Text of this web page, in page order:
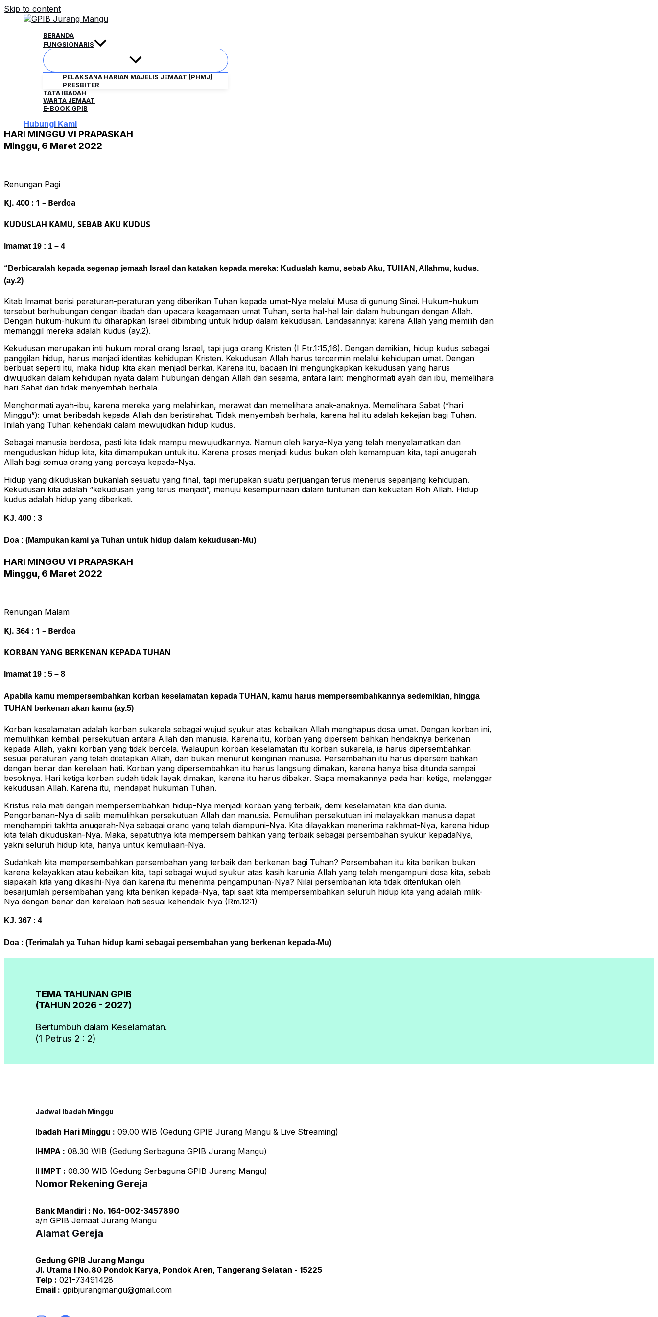
Skip to content
BERANDA
FUNGSIONARIS
PELAKSANA HARIAN MAJELIS JEMAAT (PHMJ)
PRESBITER
TATA IBADAH
WARTA JEMAAT
E-BOOK GPIB
Hubungi Kami
HARI MINGGU VI PRAPASKAH
Minggu, 6 Maret 2022
Renungan Pagi
KJ. 400 : 1 – Berdoa
KUDUSLAH KAMU, SEBAB AKU KUDUS
lmamat 19 : 1 – 4
“Berbicaralah kepada segenap jemaah Israel dan katakan kepada mereka: Kuduslah kamu, sebab Aku, TUHAN, Allahmu, kudus.
(ay.2)
Kitab lmamat berisi peraturan-peraturan yang diberikan Tuhan kepada umat-Nya melalui Musa di gunung Sinai. Hukum-hukum
tersebut berhubungan dengan ibadah dan upacara keagamaan umat Tuhan, serta hal-hal lain dalam hubungan dengan Allah.
Dengan hukum-hukum itu diharapkan Israel dibimbing untuk hidup dalam kekudusan. Landasannya: karena Allah yang memilih dan
memanggil mereka adalah kudus (ay.2).
Kekudusan merupakan inti hukum moral orang Israel, tapi juga orang Kristen (I Ptr.1:15,16). Dengan demikian, hidup kudus sebagai
panggilan hidup, harus menjadi identitas kehidupan Kristen. Kekudusan Allah harus tercermin melalui kehidupan umat. Dengan
berbuat seperti itu, maka hidup kita akan menjadi berkat. Karena itu, bacaan ini mengungkapkan kekudusan yang harus
diwujudkan dalam kehidupan nyata dalam hubungan dengan Allah dan sesama, antara Iain: menghormati ayah dan ibu, memelihara
hari Sabat dan tidak menyembah berhala.
Menghormati ayah-ibu, karena mereka yang melahirkan, merawat dan memelihara anak-anaknya. Memelihara Sabat (“hari
Minggu”): umat beribadah kepada Allah dan beristirahat. Tidak menyembah berhala, karena hal itu adalah kekejian bagi Tuhan.
Inilah yang Tuhan kehendaki dalam mewujudkan hidup kudus.
Sebagai manusia berdosa, pasti kita tidak mampu mewujudkannya. Namun oleh karya-Nya yang telah menyelamatkan dan
menguduskan hidup kita, kita dimampukan untuk itu. Karena proses menjadi kudus bukan oleh kemampuan kita, tapi anugerah
Allah bagi semua orang yang percaya kepada-Nya.
Hidup yang dikuduskan bukanlah sesuatu yang final, tapi merupakan suatu perjuangan terus menerus sepanjang kehidupan.
Kekudusan kita adalah “kekudusan yang terus menjadi”, menuju kesempurnaan dalam tuntunan dan kekuatan Roh Allah. Hidup
kudus adalah hidup yang diberkati.
KJ. 400 : 3
Doa : (Mampukan kami ya Tuhan untuk hidup dalam kekudusan-Mu)
HARI MINGGU VI PRAPASKAH
Minggu, 6 Maret 2022
Renungan Malam
KJ. 364 : 1 – Berdoa
KORBAN YANG BERKENAN KEPADA TUHAN
Imamat 19 : 5 – 8
Apabila kamu mempersembahkan korban keselamatan kepada TUHAN, kamu harus mempersembahkannya sedemikian, hingga
TUHAN berkenan akan kamu (ay.5)
Korban keselamatan adalah korban sukarela sebagai wujud syukur atas kebaikan Allah menghapus dosa umat. Dengan korban ini,
memulihkan kembali persekutuan antara Allah dan manusia. Karena itu, korban yang dipersem bahkan hendaknya berkenan
kepada Allah, yakni korban yang tidak bercela. Walaupun korban keselamatan itu korban sukarela, ia harus dipersembahkan
sesuai peraturan yang telah ditetapkan Allah, dan bukan menurut keinginan manusia. Persembahan itu harus dipersem bahkan
dengan benar dan kerelaan hati. Korban yang dipersembahkan itu harus Iangsung dimakan, karena hanya bisa ditunda sampai
besoknya. Hari ketiga korban sudah tidak Iayak dimakan, karena itu harus dibakar. Siapa memakannya pada hari ketiga, melanggar
kekudusan Allah. Karena itu, mendapat hukuman Tuhan.
Kristus rela mati dengan mempersembahkan hidup-Nya menjadi korban yang terbaik, demi keselamatan kita dan dunia.
Pengorbanan-Nya di salib memulihkan persekutuan Allah dan manusia. Pemulihan persekutuan ini melayakkan manusia dapat
menghampiri takhta anugerah-Nya sebagai orang yang telah diampuni-Nya. Kita dilayakkan menerima rakhmat-Nya, karena hidup
kita telah dikuduskan-Nya. Maka, sepatutnya kita mempersem bahkan yang terbaik sebagai persembahan syukur kepadaNya,
yakni seluruh hidup kita, hanya untuk kemuliaan-Nya.
Sudahkah kita mempersembahkan persembahan yang terbaik dan berkenan bagi Tuhan? Persembahan itu kita berikan bukan
karena kelayakkan atau kebaikan kita, tapi sebagai wujud syukur atas kasih karunia Allah yang telah mengampuni dosa kita, sebab
siapakah kita yang dikasihi-Nya dan karena itu menerima pengampunan-Nya? Nilai persembahan kita tidak ditentukan oleh
besarjumlah persembahan yang kita berikan kepada-Nya, tapi saat kita mempersembahkan seluruh hidup kita yang adalah milik-
Nya dengan benar dan kerelaan hati sesuai kehendak-Nya (Rm.12:1)
KJ. 367 : 4
Doa : (Terimalah ya Tuhan hidup kami sebagai persembahan yang berkenan kepada-Mu)
TEMA TAHUNAN GPIB
(TAHUN 2026 - 2027)
Bertumbuh dalam Keselamatan.
(1 Petrus 2 : 2)
Jadwal Ibadah Minggu
Ibadah Hari Minggu : 09.00 WIB (Gedung GPIB Jurang Mangu & Live Streaming)
IHMPA : 08.30 WIB (Gedung Serbaguna GPIB Jurang Mangu)
IHMPT : 08.30 WIB (Gedung Serbaguna GPIB Jurang Mangu)
Nomor Rekening Gereja
Bank Mandiri : No. 164-002-3457890
a/n GPIB Jemaat Jurang Mangu
Alamat Gereja
Gedung GPIB Jurang Mangu
Jl. Utama I No.80 Pondok Karya, Pondok Aren, Tangerang Selatan - 15225
Telp : 021-73491428
Email : gpibjurangmangu@gmail.com